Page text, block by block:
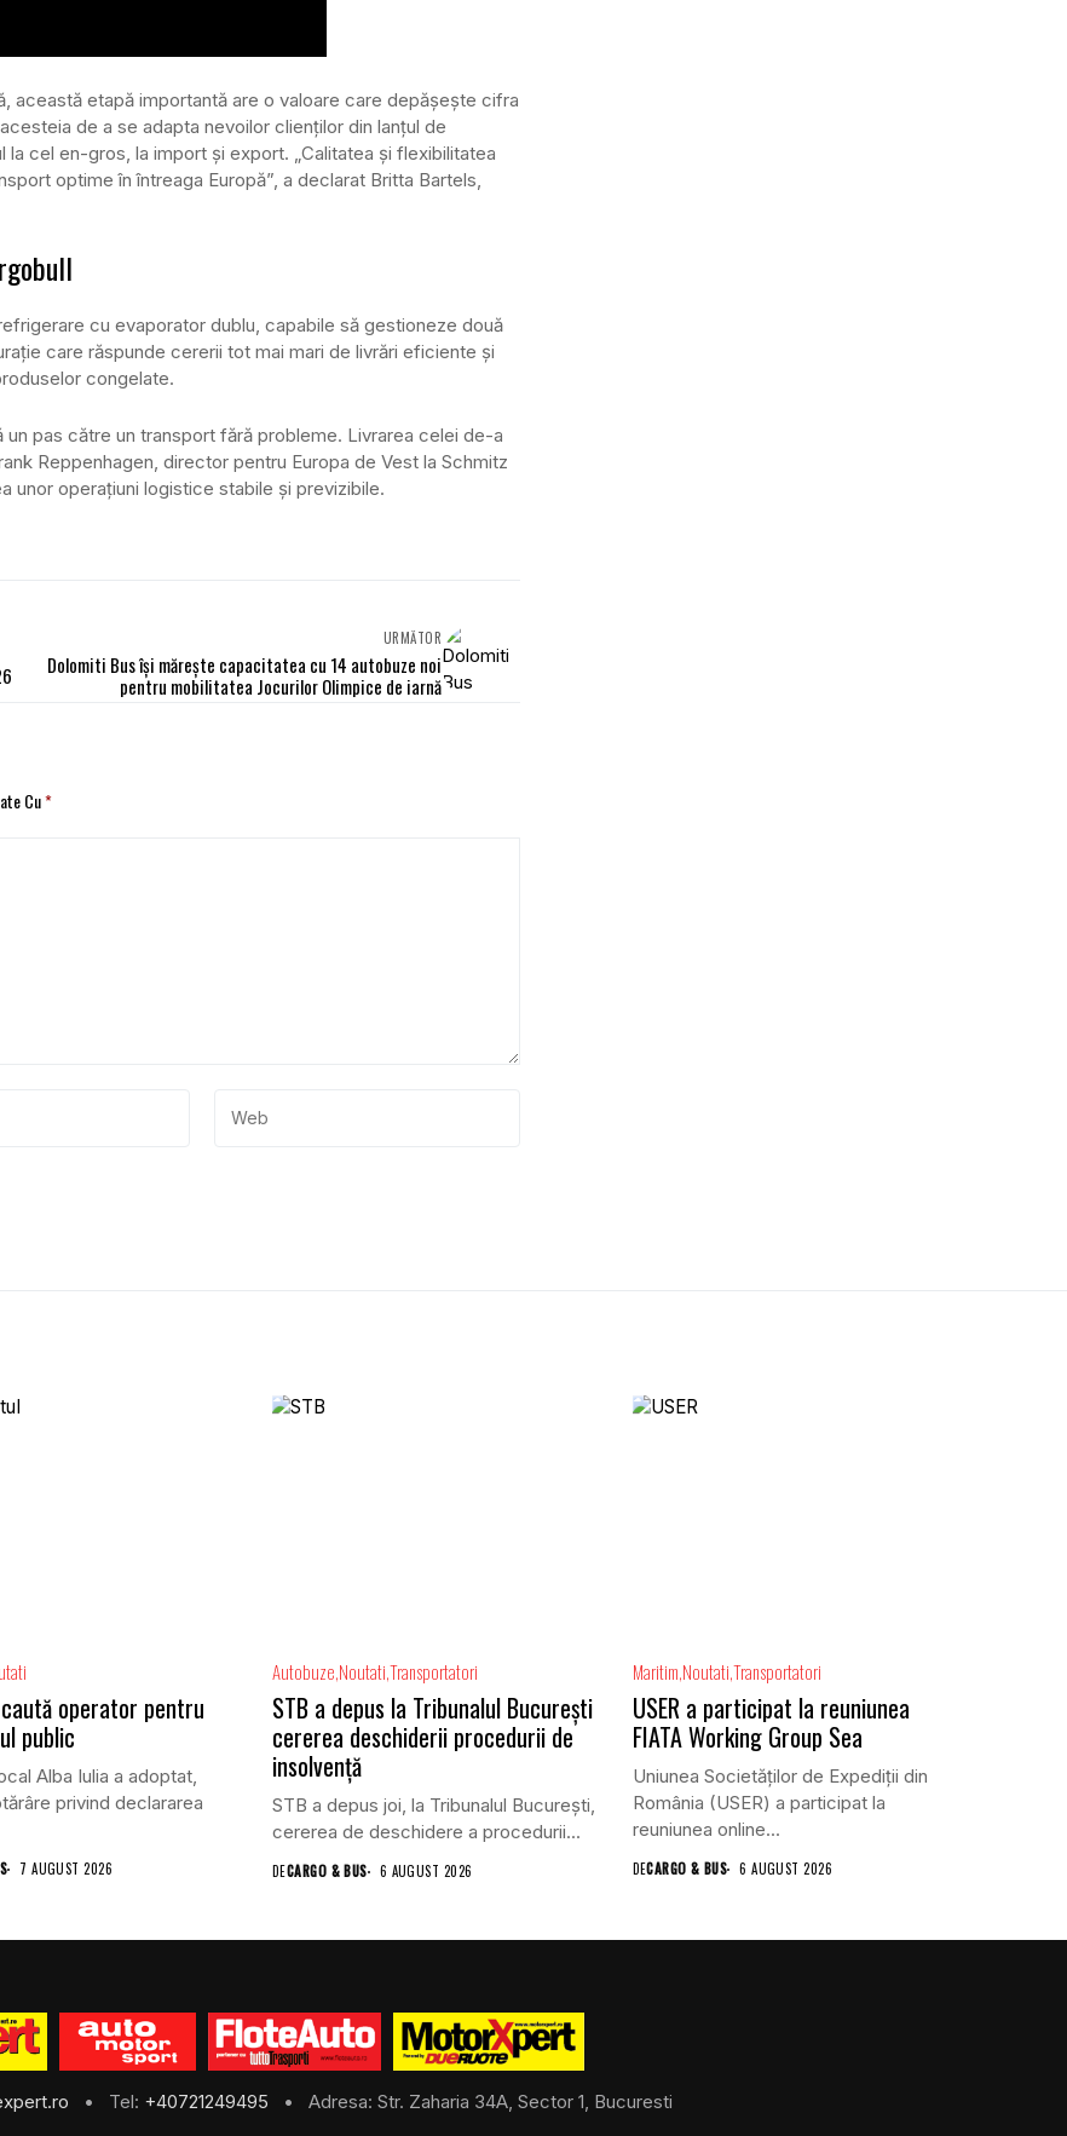
această etapă importantă are o valoare care depășește cifra
de a se adapta nevoilor clienților din lanțul de
cel en-gros, la import și export. „Calitatea și flexibilitatea
optime în întreaga Europă”, a declarat Britta Bartels,
cu evaporator dublu, capabile să gestioneze două
care răspunde cererii tot mai mari de livrări eficiente și
congelate.
un pas către un transport fără probleme. Livrarea celei de-a
Reppenhagen, director pentru Europa de Vest la Schmitz
unor operațiuni logistice stabile și previzibile.
URMĂTOR
Dolomiti Bus își mărește capacitatea cu 14 autobuze noi
pentru mobilitatea Jocurilor Olimpice de iarnă
Cu*
operator pentru
public
Alba Iulia a adoptat,
privind declararea
7 AUGUST 2026
Autobuze NoutatiTransportatori
STB a depus la Tribunalul București
cererea deschiderii procedurii de
insolvență
STB a depus joi, la Tribunalul Bucureşti,
cererea de deschidere a procedurii...
DECARGO & BUS 6 AUGUST 2026
Maritim NoutatiTransportatori
USER a participat la reuniunea
FIATA Working Group Sea
Uniunea Societăților de Expediții din
România (USER) a participat la
reuniunea online...
DECARGO & BUS 6 AUGUST 2026
• Tel: +40721249495 • Adresa: Str. Zaharia 34A, Sector 1, Bucuresti